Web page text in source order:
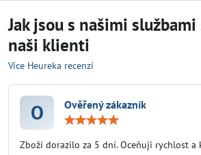
Jak jsou s našimi
naši klienti
Více Heureka recenzí
O Ověřený zákazník
5
Zboží dorazilo za 5 dní. Oceňuji rychlost a